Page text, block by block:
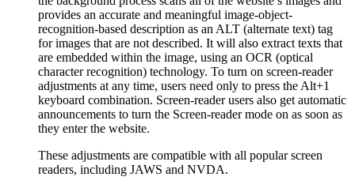
provides an accurate and meaningful image-object-
recognition-based description as an ALT (alternate text) tag
for images that are not described. It will also extract texts that
are embedded within the image, using an OCR (optical
character recognition) technology. To turn on screen-reader
adjustments at any time, users need only to press the Alt+1
keyboard combination. Screen-reader users also get automatic
announcements to turn the Screen-reader mode on as soon as
they enter the website.
These adjustments are compatible with all popular screen
readers, including JAWS and NVDA.